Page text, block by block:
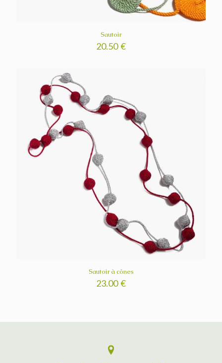
Sautoir
20.50 €
Sautoir à cônes
23.00 €